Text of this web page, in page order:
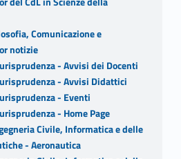
Comunicazione e
notizie
- Avvisi dei Docenti
- Avvisi Didattici
- Eventi
- Home Page
Civile, Informatica e delle
- Aeronautica